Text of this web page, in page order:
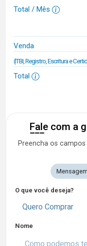
Total / Mês
Venda
(ITBI, Registro, Escritura e
Total
Fale com a
Preencha os
O que você deseja?
Quero Comprar
Nome